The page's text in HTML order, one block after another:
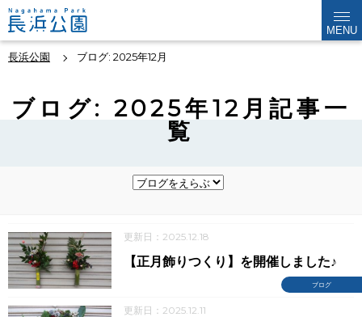
MENU
長浜公園 ブログ: 2025年12月
ブログ: 2025年12月記事一
覧
更新日：2025.12.18
ブログ
【正月飾りつくり】を開催しました♪
更新日：2025.12.11